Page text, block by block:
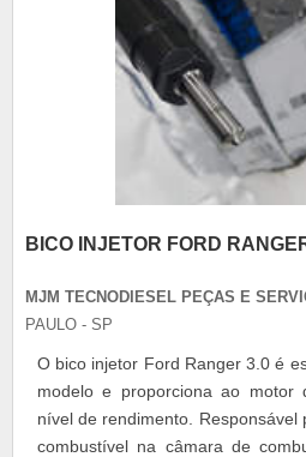
BICO INJETOR FORD
MJM TECNODIESEL PEÇAS E
PAULO - SP
O bico injetor Ford Ranger 3.0 é
modelo e proporciona ao motor
nível de rendimento. Responsável
combustível na câmara de